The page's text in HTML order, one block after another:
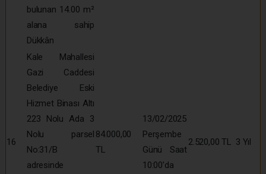
bulunan 14.00 m²
alana sahip
Dükkân
16
Kale Mahallesi
Gazi Caddesi
Belediye Eski
Hizmet Binası Altı
223 Nolu Ada 3
Nolu parsel
No:31/B
adresinde
84.000,00
TL
13/02/2025
Perşembe
Günü Saat
10:00’da
2.520,00 TL 3 Yıl